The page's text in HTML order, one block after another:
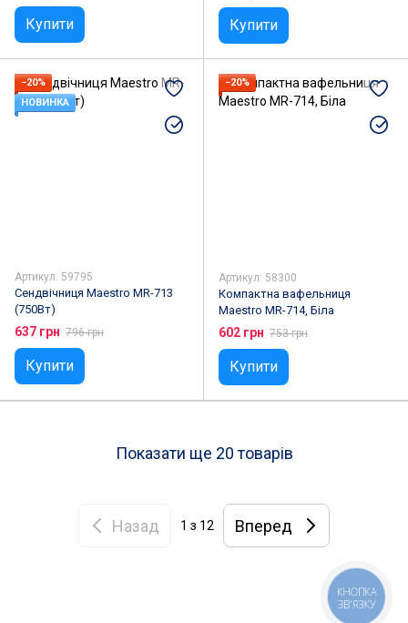
Купити Купити
−20%
НОВИНКА
Артикул: 59795
Сендвічниця Maestro MR-713
(750Вт)
637 грн 796 грн
Купити
−20%
Артикул: 58300
Компактна вафельниця
Maestro MR-714, Біла
602 грн 753 грн
Купити
Показати ще 20 товарів
Назад 1 з 12 Вперед
КНОПКА
ЗВ'ЯЗКУ